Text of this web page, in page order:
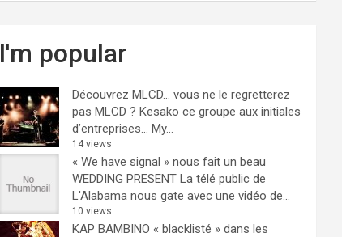
I'm popular
Découvrez MLCD… vous ne le regretterez
pas MLCD ? Kesako ce groupe aux initiales
d’entreprises… My...
14 views
« We have signal » nous fait un beau
WEDDING PRESENT La télé public de
L'Alabama nous gate avec une vidéo de...
10 views
KAP BAMBINO « blacklisté » dans les